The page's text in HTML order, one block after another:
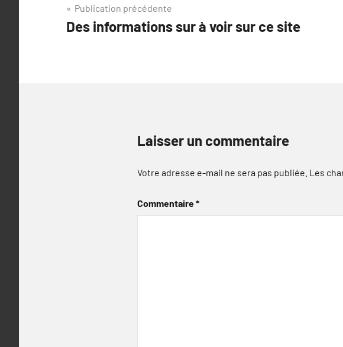
Navigation
de
Publication précédente
Des informations sur à voir sur ce site
Laisser un commentaire
Votre adresse e-mail ne sera pas publiée. Les
Commentaire*